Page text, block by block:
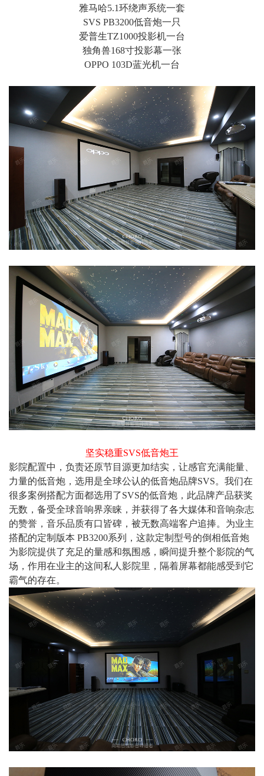
雅马哈5.1环绕声系统一套
SVS PB3200低音炮一只
爱普生TZ1000投影机一台
独角兽168寸投影幕一张
OPPO 103D蓝光机一台
坚实稳重SVS低音炮王
影院配置中，负责还原节目源更加结实，让感官充满能量、
力量的低音炮，选用是全球公认的低音炮品牌SVS。我们在
很多案例搭配方面都选用了SVS的低音炮，此品牌产品获奖
无数，备受全球音响界亲睐，并获得了各大媒体和音响杂志
的赞誉，音乐品质有口皆碑，被无数高端客户追捧。为业主
搭配的定制版本 PB3200系列，这款定制型号的倒相低音炮
为影院提供了充足的量感和氛围感，瞬间提升整个影院的气
场，作用在业主的这间私人影院里，隔着屏幕都能感受到它
霸气的存在。